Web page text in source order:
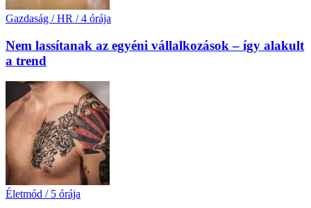
Gazdaság / HR / 4 órája
Nem lassítanak az egyéni vállalkozások – így alakult
a trend
Életmód / 5 órája